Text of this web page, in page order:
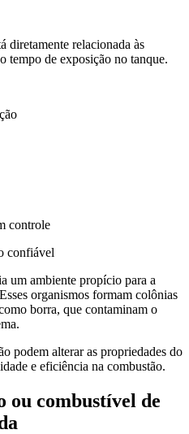
diretamente relacionada às
tempo de exposição no tanque.
controle
confiável
um ambiente propício para a
organismos formam colônias
borra, que contaminam o
podem alterar as propriedades do
e eficiência na combustão.
ou combustível de